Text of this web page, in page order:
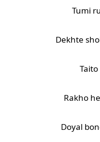
Tumi
Dekhte
Rakho
Doyal